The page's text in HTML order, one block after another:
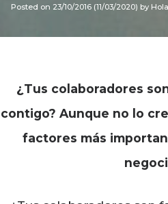
Posted on 23/10/2016 (11/03/2020) by
¿Tus colaboradores
contigo? Aunque no lo
factores más